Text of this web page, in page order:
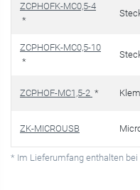
ZCPHOFK-MC0,5-4
*
ZCPHOFK-MC0,5-10
*
ZCPHOF-MC1,5-2 *
ZK-MICROUSB
* Im Lieferumfang enthalten bei